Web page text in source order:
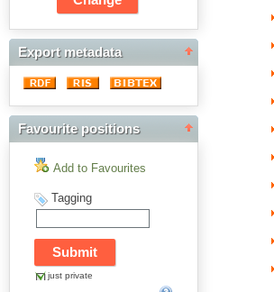
Export metadata
Favourite positions
Add to Favourites
Tagging
just private